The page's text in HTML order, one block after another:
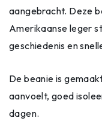
aangebracht. Deze
Amerikaanse leger
geschiedenis en
De beanie is
aanvoelt, goed
dagen.